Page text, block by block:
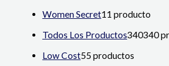
Women Secret11 producto
Todos Los Productos340340
Low Cost55 productos